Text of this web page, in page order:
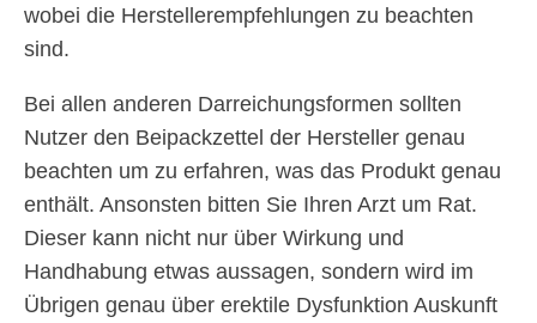
wobei die Herstellerempfehlungen zu beachten
sind.
Bei allen anderen Darreichungsformen sollten
Nutzer den Beipackzettel der Hersteller genau
beachten um zu erfahren, was das Produkt genau
enthält. Ansonsten bitten Sie Ihren Arzt um Rat.
Dieser kann nicht nur über Wirkung und
Handhabung etwas aussagen, sondern wird im
Übrigen genau über erektile Dysfunktion Auskunft